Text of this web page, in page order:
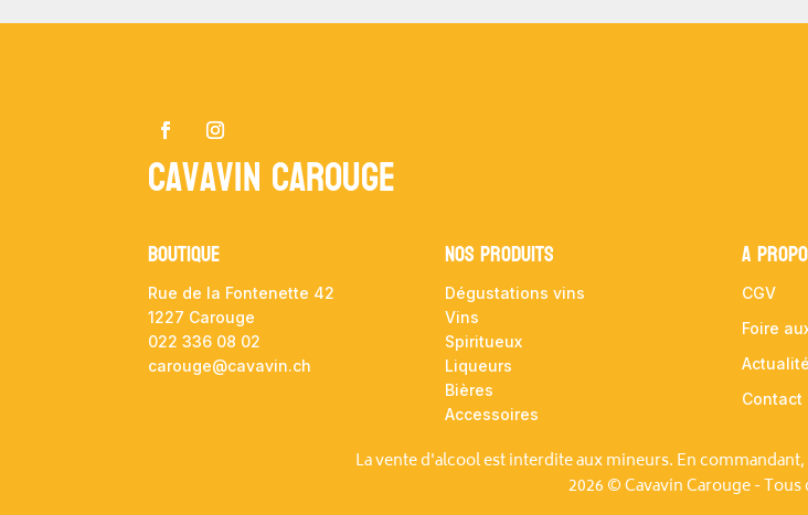
Cavavin Carouge
Boutique
Rue de la Fontenette 42
1227 Carouge
022 336 08 02
carouge@cavavin.ch
NOS PRODUITS
Dégustations vins
Vins
Spiritueux
Liqueurs
Bières
Accessoires
A
CGV
Foire
Contact
La vente d'alcool est interdite aux mineurs. En
2026 © Cavavin Carouge -